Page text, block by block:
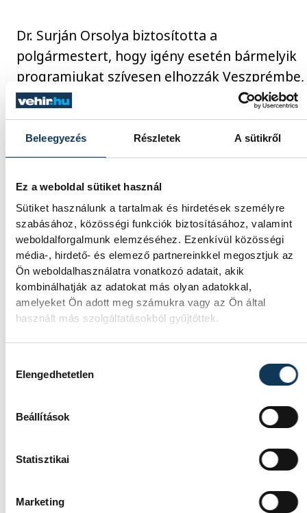
Beleegyezés Részletek A sütikről
Ez a weboldal sütiket használ
Sütiket használunk a tartalmak és hirdetések személyre
szabásához, közösségi funkciók biztosításához, valamint
weboldalforgalmunk elemzéséhez. Ezenkívül közösségi
média-, hirdető- és elemező partnereinkkel megosztjuk az
Ön weboldalhasználatra vonatkozó adatait, akik
kombinálhatják az adatokat más olyan adatokkal,
amelyeket Ön adott meg számukra vagy az Ön által
használt más szolgáltatásokból gyűjtöttek.
Elengedhetetlen
Beállítások
Statisztikai
Marketing
Dr. Surján Orsolya biztosította a
polgármestert, hogy igény esetén bármelyik
programjukat szívesen elhozzák Veszprémbe,
hogy azzal is gazdagítsák az Európa
Sportrégiója pályázatot.
Fotók: Pesthy
közélet egészség
Porga Gyula
Európa Sportrégiója
mozgás
együttműködés
Nemzeti Népegészségügyi és Gyógyszerészeti